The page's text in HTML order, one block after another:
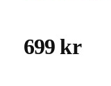
Adapter
699 kr